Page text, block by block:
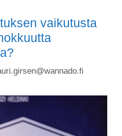
vaikutusta